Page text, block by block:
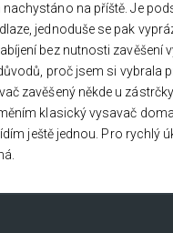
na příště. Je
jednoduše se pak
bez nutnosti zavěšení
proč jsem si vybrala
zavěšený někde u
klasický vysavač
ještě jednou. Pro rychlý